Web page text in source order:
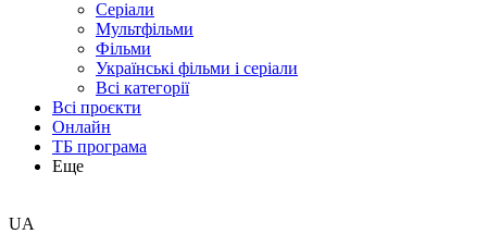
Серіали
Мультфільми
Фільми
Українські фільми і серіали
Всі категорії
Всі проєкти
Онлайн
ТБ програма
Еще
UA